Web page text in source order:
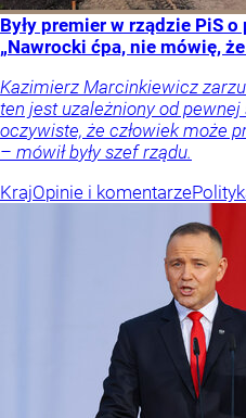
Były premier w rządzie PiS
„Nawrocki ćpa, nie mówię,
Kazimierz Marcinkiewicz
ten jest uzależniony od
oczywiste, że człowiek może
– mówił były szef rządu.
KrajOpinie i komentarze